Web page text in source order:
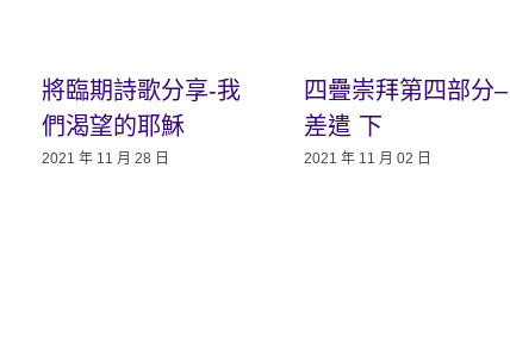
將臨期詩歌分享-我
們渴望的耶穌
2021 年 11 月 28 日
四疊崇拜第四部分–
差遣 下
2021 年 11 月 02 日